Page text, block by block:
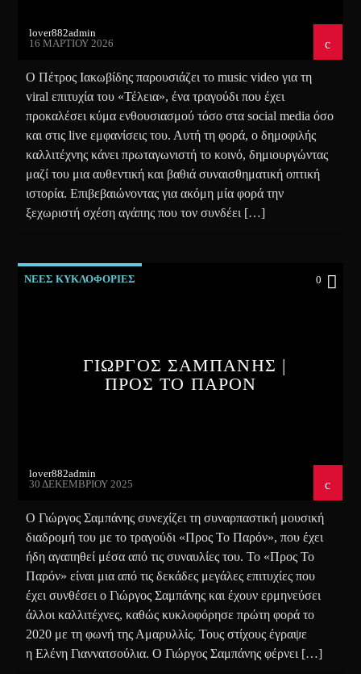
lover882admin
16 ΜΑΡΤΊΟΥ 2026
Ο Πέτρος Ιακωβίδης παρουσιάζει το music video για τη
viral επιτυχία του «Τέλεια», ένα τραγούδι που έχει
προκαλέσει κύμα ενθουσιασμού τόσο στα social media όσο
και στις live εμφανίσεις του. Αυτή τη φορά, ο δημοφιλής
καλλιτέχνης κάνει πρωταγωνιστή το κοινό, δημιουργώντας
μαζί του μια αυθεντική και βαθιά συναισθηματική οπτική
ιστορία. Επιβεβαιώνοντας για ακόμη μία φορά την
ξεχωριστή σχέση αγάπης που τον συνδέει […]
ΝΕΕΣ ΚΥΚΛΟΦΟΡΙΕΣ 0
ΓΙΩΡΓΟΣ ΣΑΜΠΑΝΗΣ |
ΠΡΟΣ ΤΟ ΠΑΡΟΝ
lover882admin
30 ΔΕΚΕΜΒΡΊΟΥ 2025
Ο Γιώργος Σαμπάνης συνεχίζει τη συναρπαστική μουσική
διαδρομή του με το τραγούδι «Προς Το Παρόν», που έχει
ήδη αγαπηθεί μέσα από τις συναυλίες του. Το «Προς Το
Παρόν» είναι μια από τις δεκάδες μεγάλες επιτυχίες που
έχει συνθέσει ο Γιώργος Σαμπάνης και έχουν ερμηνεύσει
άλλοι καλλιτέχνες, καθώς κυκλοφόρησε πρώτη φορά το
2020 με τη φωνή της Αμαρυλλίς. Τους στίχους έγραψε
η Ελένη Γιαννατσούλια. Ο Γιώργος Σαμπάνης φέρνει […]